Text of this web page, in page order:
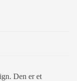
Den er et